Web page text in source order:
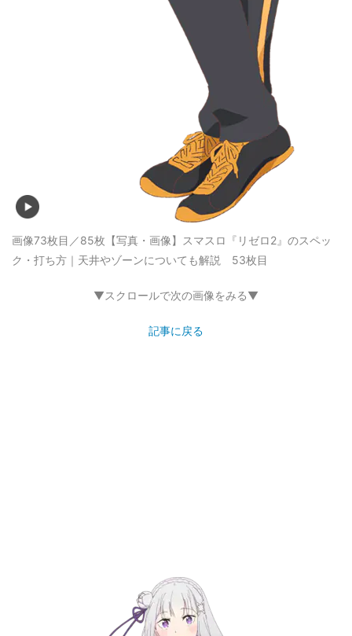
画像73枚目／85枚 【写真・画像】スマスロ『リゼロ2』のスペッ
ク・打ち方｜天井やゾーンについても解説 53枚目
▼スクロールで次の画像をみる▼
記事に戻る